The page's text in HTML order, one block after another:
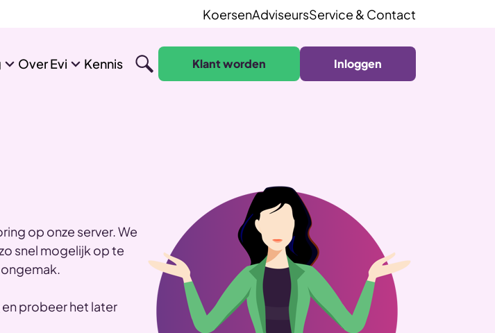
KoersenAdviseursService & Contact
Over Evi Kennis Klant worden Inloggen
op onze server. We
snel mogelijk op te
en probeer het later